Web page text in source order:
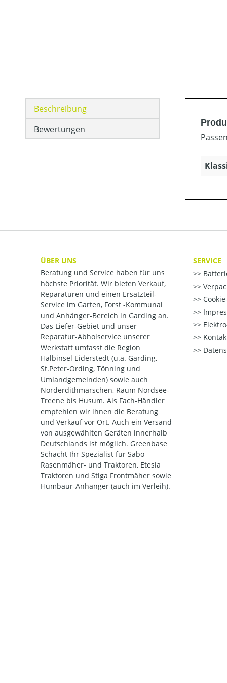
Beschreibung
Bewertungen
ÜBER UNS
Beratung und Service haben für uns
höchste Priorität. Wir bieten Verkauf,
Reparaturen und einen Ersatzteil-
Service im Garten, Forst -Kommunal
und Anhänger-Bereich in Garding an.
Das Liefer-Gebiet und unser
Reparatur-Abholservice unserer
Werkstatt umfasst die Region
Halbinsel Eiderstedt (u.a. Garding,
St.Peter-Ording, Tönning und
Umlandgemeinden) sowie auch
Norderdithmarschen, Raum Nordsee-
Treene bis Husum. Als Fach-Händler
empfehlen wir ihnen die Beratung
und Verkauf vor Ort. Auch ein Versand
von ausgewählten Geräten innerhalb
Deutschlands ist möglich. Greenbase
Schacht Ihr Spezialist für Sabo
Rasenmäher- und Traktoren, Etesia
Traktoren und Stiga Frontmäher sowie
Humbaur-Anhänger (auch im Verleih).
SERVICE